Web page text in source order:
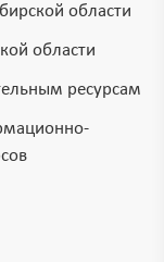
области
области
ресурсам